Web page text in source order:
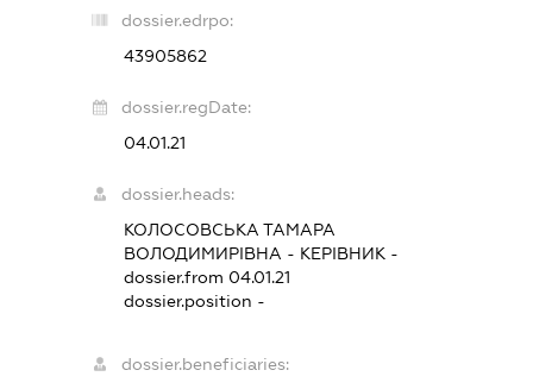
dossier.edrpo:
43905862
dossier.regDate:
04.01.21
dossier.heads:
КОЛОСОВСЬКА ТАМАРА
ВОЛОДИМИРІВНА - КЕРІВНИК -
dossier.from 04.01.21
dossier.position -
dossier.beneficiaries: